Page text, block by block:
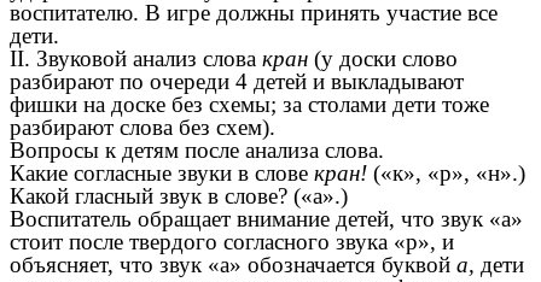
воспитателю. В игре должны принять участие все
дети.
II. Звуковой анализ слова кран (у доски слово
разбирают по очереди 4 детей и выкладывают
фишки на доске без схемы; за столами дети тоже
разбирают слова без схем).
Вопросы к детям после анализа слова.
Какие согласные звуки в слове кран! («к», «р», «н».)
Какой гласный звук в слове? («а».)
Воспитатель обращает внимание детей, что звук «а»
стоит после твердого согласного звука «р», и
объясняет, что звук «а» обозначается буквой а, дети